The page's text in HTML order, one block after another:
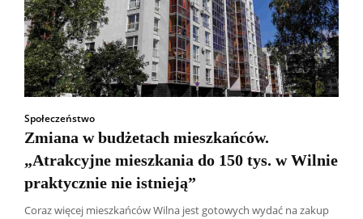
Społeczeństwo
Zmiana w budżetach mieszkańców.
„Atrakcyjne mieszkania do 150 tys. w Wilnie
praktycznie nie istnieją”
Coraz więcej mieszkańców Wilna jest gotowych wydać na zakup